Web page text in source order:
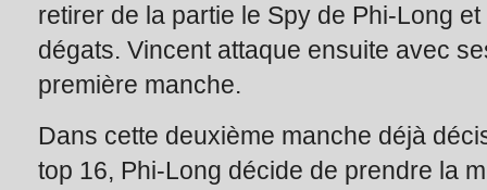
retirer de la partie le Spy de Phi-Long
dégats. Vincent attaque ensuite avec
première manche.
Dans cette deuxième manche déjà
top 16, Phi-Long décide de prendre la